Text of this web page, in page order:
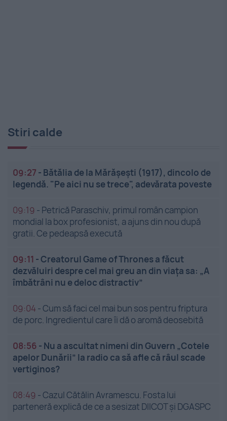
Stiri calde
09:27 - Bătălia de la Mărășești (1917), dincolo de
legendă. "Pe aici nu se trece", adevărata poveste
09:19 - Petrică Paraschiv, primul român campion
mondial la box profesionist, a ajuns din nou după
gratii. Ce pedeapsă execută
09:11 -Creatorul Game of Thrones a făcut
dezvăluiri despre cel mai greu an din viața sa: „A
îmbătrâni nu e deloc distractiv”
09:04 -Cum să faci cel mai bun sos pentru friptura
de porc. Ingredientul care îi dă o aromă deosebită
08:56 - Nu a ascultat nimeni din Guvern „Cotele
apelor Dunării” la radio ca să afle că râul scade
vertiginos?
08:49 -Cazul Cătălin Avramescu. Fosta lui
parteneră explică de ce a sesizat DIICOT și DGASPC